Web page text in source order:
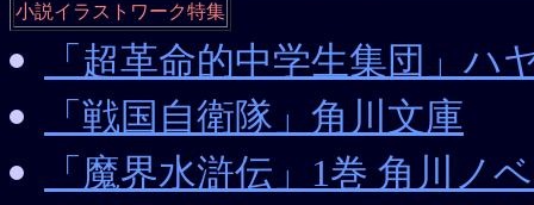
小説イラストワーク特集
「超革命的中学生集団」ハ
「戦国自衛隊」角川文庫
「魔界水滸伝」1巻 角川ノ